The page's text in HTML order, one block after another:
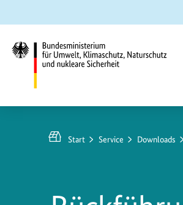
Hauptinhalt
springen
Suche
springen
Hauptnavigation
springen
Umwelt,
Klimaschutz,
Start Service Downloads